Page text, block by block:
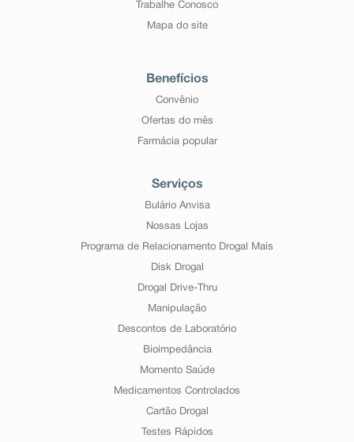
Trabalhe Conosco
Mapa do site
Benefícios
Convênio
Ofertas do mês
Farmácia popular
Serviços
Bulário Anvisa
Nossas Lojas
Programa de Relacionamento Drogal Mais
Disk Drogal
Drogal Drive-Thru
Manipulação
Descontos de Laboratório
Bioimpedância
Momento Saúde
Medicamentos Controlados
Cartão Drogal
Testes Rápidos